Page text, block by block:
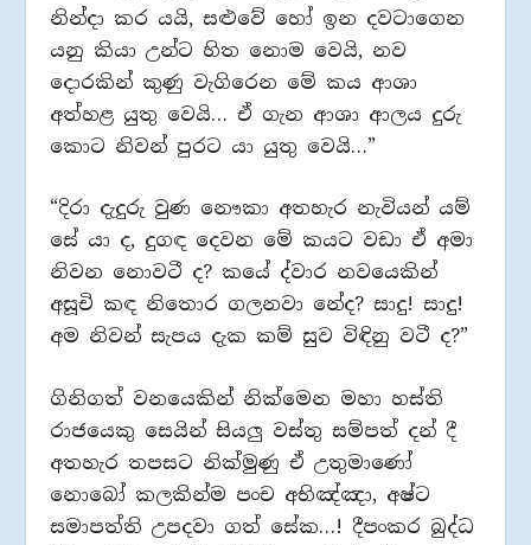
නින්දා කර යයි, සළුවේ හෝ ඉන දවටාගෙන
යනු කියා උන්ට හිත නොම වෙයි, නව
දොරකින් කුණු වැගිරෙන මේ කය ආශා
අත්හළ යුතු වෙයි… ඒ ගැන ආශා ආලය දුරු
කොට නිවන් පුරට යා යුතු වෙයි…”
“දිරා දැදුරු වුණ නෞකා අතහැර නැවියන් යම්
සේ යා ද, දුගඳ දෙවන මේ කයට වඩා ඒ අමා
නිවන නොවටී ද? කයේ ද්වාර නවයෙකින්
අසූචි කඳ නිතොර ගලනවා නේද? සාදු! සාදු!
අම නිවන් සැපය දැක කම් සුව විඳිනු වටී ද?”
ගිනිගත් වනයෙකින් නික්මෙන මහා හස්ති
රාජයෙකු සෙයින් සියලු‍ වස්තු සම්පත් දන් දී
අතහැර තපසට නික්මුණු ඒ උතුමාණෝ
නොබෝ කලකින්ම පංච අභිඤ්ඤා, අෂ්ට
සමාපත්ති උපදවා ගත් සේක…! දීපංකර බුද්ධ